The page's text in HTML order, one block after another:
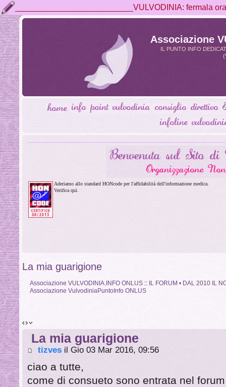
__________________________VULVODINIA: fermala
Associazione
IL PUNTO INFO
Aderiamo allo standard HONcode per l'affidabilità dell'informazione medica.
Verifica qui.
La mia guarigione
Associazione VULVODINIA.INFO ONLUS :: IL FORUM • DAL 2010 IL
Associazione VulvodiniaPuntoInfo ONLUS
La mia guarigione
tizves il Gio 03 Mar 2016, 09:56
ciao a tutte,
come di consueto sono entrata nel